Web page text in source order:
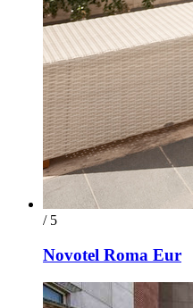
/ 5
Novotel Roma Eur